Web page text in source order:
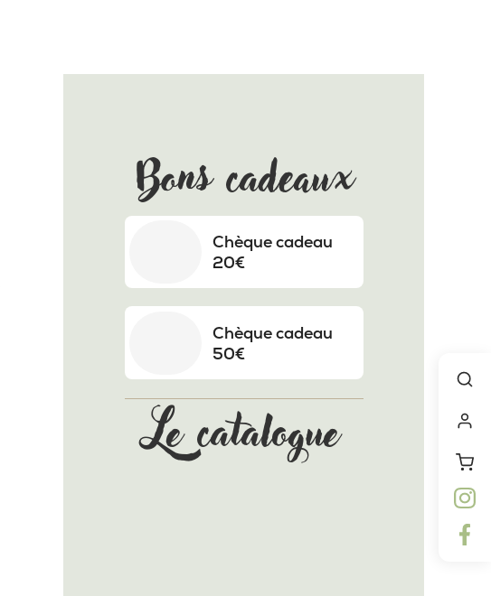
Bons cadeaux
Chèque cadeau
20€
Chèque cadeau
50€
Le catalogue